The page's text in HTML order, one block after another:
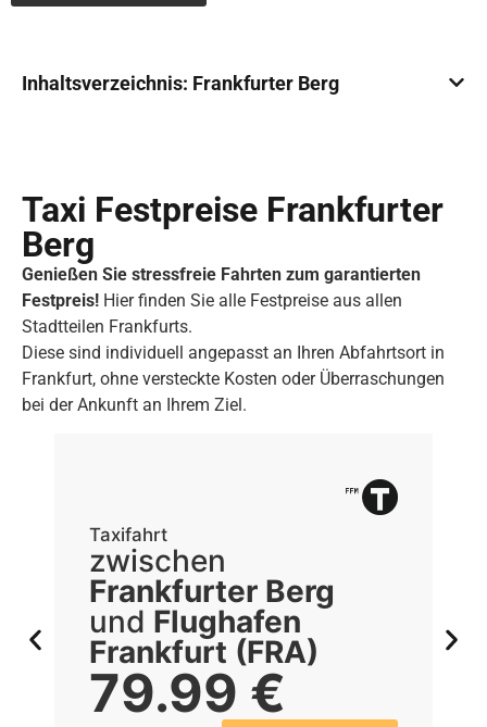
Inhaltsverzeichnis: Frankfurter Berg
Taxi Festpreise Frankfurter
Berg
Genießen Sie stressfreie Fahrten zum garantierten
Festpreis! Hier finden Sie alle Festpreise aus allen
Stadtteilen Frankfurts.
Diese sind individuell angepasst an Ihren Abfahrtsort in
Frankfurt, ohne versteckte Kosten oder Überraschungen
bei der Ankunft an Ihrem Ziel.
Taxifahrt
zwischen
Frankfurter Berg
und Flughafen
Frankfurt (FRA)
79.99 €